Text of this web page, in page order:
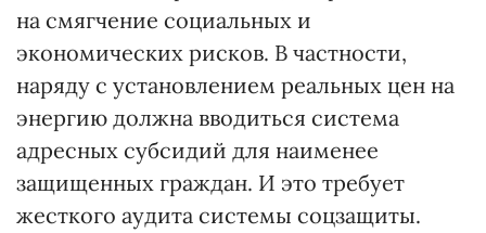
на смягчение социальных и
экономических рисков. В частности,
наряду с установлением реальных цен на
энергию должна вводиться система
адресных субсидий для наименее
защищенных граждан. И это требует
жесткого аудита системы соцзащиты.